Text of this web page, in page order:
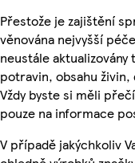
Přestože je zajištění
věnována nejvyšší
neustále
potravin, obsahu
Vždy byste si měli
pouze na informace
V případě jakýchkoliv